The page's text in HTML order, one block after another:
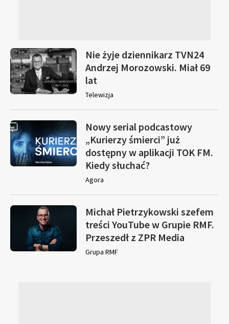
Nie żyje dziennikarz TVN24
Andrzej Morozowski. Miał 69
lat
Telewizja
Nowy serial podcastowy
„Kurierzy śmierci” już
dostępny w aplikacji TOK FM.
Kiedy słuchać?
Agora
Michał Pietrzykowski szefem
treści YouTube w Grupie RMF.
Przeszedł z ZPR Media
Grupa RMF